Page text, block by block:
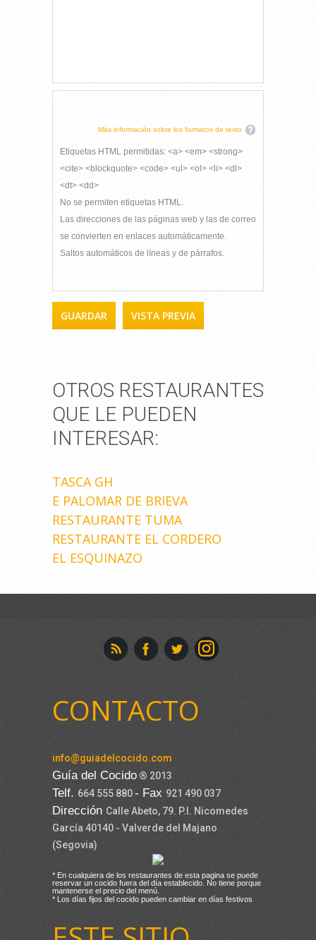
Más información sobre los formatos de texto
Etiquetas HTML permitidas: <a> <em> <strong>
<cite> <blockquote> <code> <ul> <ol> <li> <dl>
<dt> <dd>
No se permiten etiquetas HTML.
Las direcciones de las páginas web y las de correo
se convierten en enlaces automáticamente.
Saltos automáticos de líneas y de párrafos.
OTROS RESTAURANTES
QUE LE PUEDEN
INTERESAR:
TASCA GH
E PALOMAR DE BRIEVA
RESTAURANTE TUMA
RESTAURANTE EL CORDERO
EL ESQUINAZO
CONTACTO
info@guiadelcocido.com
Guía del Cocido ® 2013
Telf. 664 555 880- Fax 921 490 037
Dirección Calle Abeto, 79. P.I. Nicomedes
García 40140 - Valverde del Majano
(Segovia)
* En cualquiera de los restaurantes de esta pagina se puede
reservar un cocido fuera del día establecido. No tiene porque
mantenerse el precio del menú.
* Los días fijos del cocido pueden cambiar en días festivos